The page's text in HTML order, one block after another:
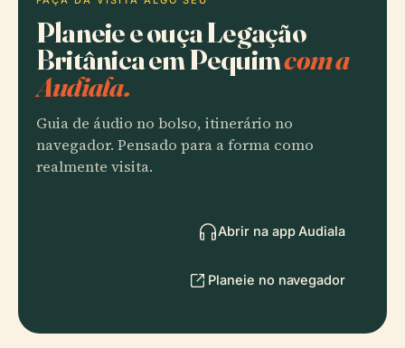
Planeie e ouça Legação
Britânica em Pequimcom a
Audiala.
Guia de áudio no bolso, itinerário no
navegador. Pensado para a forma como
realmente visita.
Abrir na app Audiala
Planeie no navegador